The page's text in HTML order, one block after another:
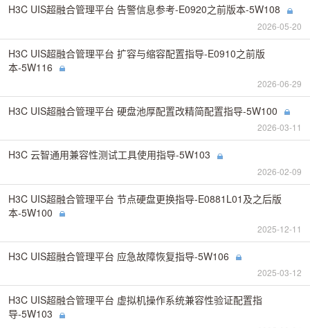
H3C UIS超融合管理平台 告警信息参考-E0920之前版本-5W108
2026-05-20
H3C UIS超融合管理平台 扩容与缩容配置指导-E0910之前版
本-5W116
2026-06-29
H3C UIS超融合管理平台 硬盘池厚配置改精简配置指导-5W100
2026-03-11
H3C 云智通用兼容性测试工具使用指导-5W103
2026-02-09
H3C UIS超融合管理平台 节点硬盘更换指导-E0881L01及之后版
本-5W100
2025-12-11
H3C UIS超融合管理平台 应急故障恢复指导-5W106
2025-03-12
H3C UIS超融合管理平台 虚拟机操作系统兼容性验证配置指
导-5W103